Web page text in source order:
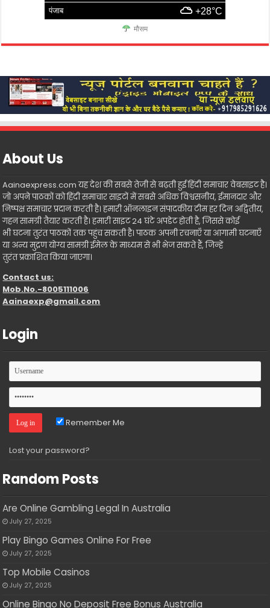
पंजाब +28°C
मौसम
About Us
Aainaexpress.com यह देश की सबसे तेजी से बढ़ती हुई हिंदी समाचार वेबसाइट है।
जो अपने पाठकों को हिंदी समाचार साइटों में सबसे अधिक विश्वसनीय, ईमानदार और
निष्पक्ष समाचार प्रदान करती है। हमारी ऑनलाइन संपादकीय टीम हर दिन अद्वितीय,
गहन सामग्री तैयार करती है। हमारी साइट 24 घंटे अपडेट होती है, जिससे कोई
भी घटना तुरंत पाठकों तक पहुंच सकती है। पाठक अपनी रचनाएँ या आगामी घटनाएँ
या अन्य मुद्रण योग्य सामग्री ईमेल के माध्यम से भी भेज सकते हैं, जिन्हें
तुरंत प्रकाशित किया जाएगा।
Contact us:
Mob.No.-8005111006
Aainaexp@gmail.com
Login
Remember Me
Lost your password?
Random Posts
Are Online Gambling Legal In Australia
July 27, 2025
Play Bingo Games Online For Free
July 27, 2025
Top Mobile Casinos
July 27, 2025
Online Bingo No Deposit Free Bonus Australia